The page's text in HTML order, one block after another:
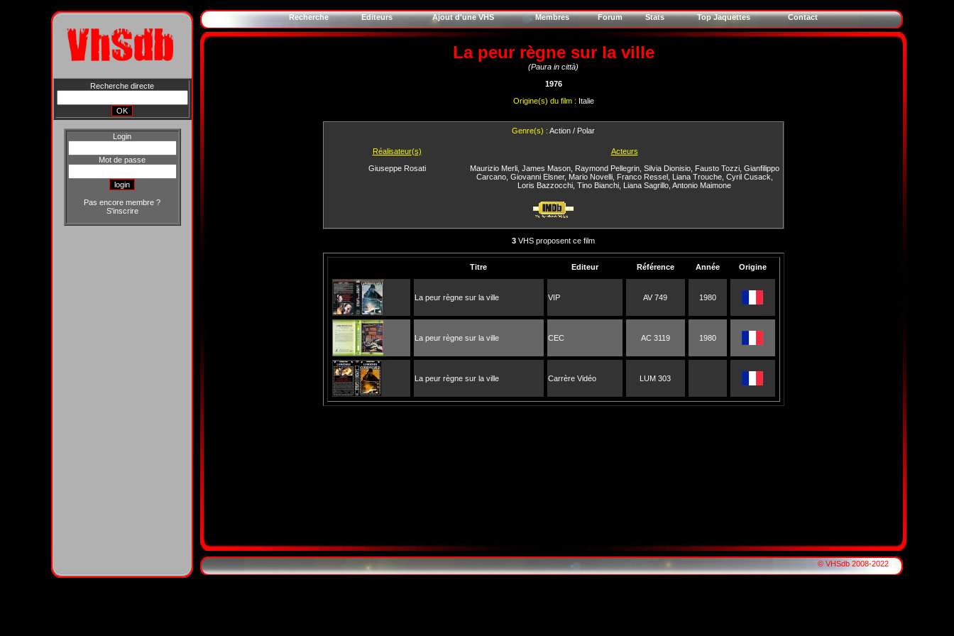
Recherche directe
Login
Mot de passe
Pas encore membre ?
S'inscrire
Recherche Editeurs Ajout d'une VHS Membres Forum Stats Top Jaquettes Contact
La peur règne sur la ville
(Paura in città)
1976
Origine(s) du film : Italie
Genre(s) : Action / Polar
Réalisateur(s)
Giuseppe Rosati
Acteurs
Maurizio Merli, James Mason, Raymond Pellegrin, Silvia Dionisio, Fausto Tozzi, Gianfilippo
Carcano, Giovanni Elsner, Mario Novelli, Franco Ressel, Liana Trouche, Cyril Cusack
Loris Bazzocchi Tino Bianchi Liana Sagrillo Antonio Maimone
3 VHS proposent ce film
Titre Editeur Référence Année Origine
La peur règne sur la ville VIP AV 749 1980
La peur règne sur la ville CEC AC 3119 1980
La peur règne sur la ville Carrère Vidéo LUM 303
© VHSdb 2008-2022